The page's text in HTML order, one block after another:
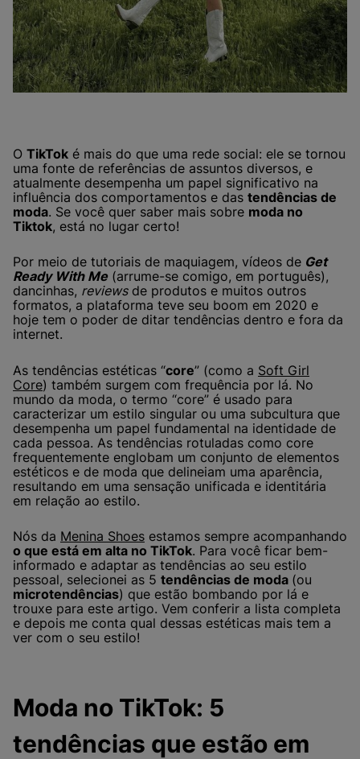
O TikTok é mais do que uma rede social: ele se tornou
uma fonte de referências de assuntos diversos, e
atualmente desempenha um papel significativo na
influência dos comportamentos e das tendências de
moda. Se você quer saber mais sobre moda no
Tiktok, está no lugar certo!
Por meio de tutoriais de maquiagem, vídeos de Get
Ready With Me(arrume-se comigo, em português),
dancinhas, reviewsde produtos e muitos outros
formatos, a plataforma teve seu boom em 2020 e
hoje tem o poder de ditar tendências dentro e fora da
internet.
As tendências estéticas “core” (como a Soft Girl
Core) também surgem com frequência por lá. No
mundo da moda, o termo “core” é usado para
caracterizar um estilo singular ou uma subcultura que
desempenha um papel fundamental na identidade de
cada pessoa. As tendências rotuladas como core
frequentemente englobam um conjunto de elementos
estéticos e de moda que delineiam uma aparência,
resultando em uma sensação unificada e identitária
em relação ao estilo.
Nós da Menina Shoes estamos sempre acompanhando
o que está em alta no TikTok. Para você ficar bem-
informado e adaptar as tendências ao seu estilo
pessoal, selecionei as 5 tendências de moda (ou
microtendências) que estão bombando por lá e
trouxe para este artigo. Vem conferir a lista completa
e depois me conta qual dessas estéticas mais tem a
ver com o seu estilo!
Moda no TikTok: 5
tendências que estão em